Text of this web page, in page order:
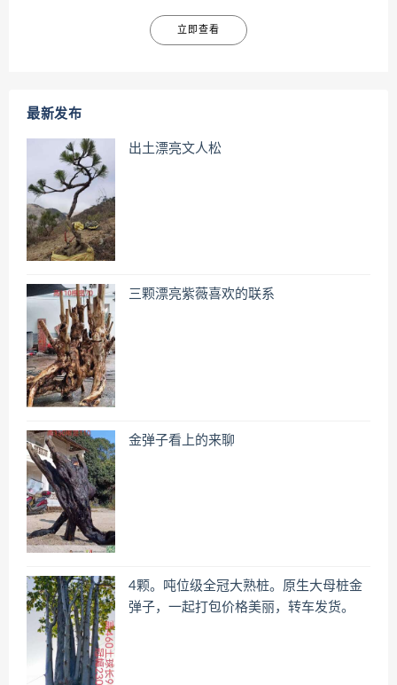
立即查看
最新发布
出土漂亮文人松
三颗漂亮紫薇喜欢的联系
金弹子看上的来聊
4颗。吨位级全冠大熟桩。原生大母桩金
弹子，一起打包价格美丽，转车发货。